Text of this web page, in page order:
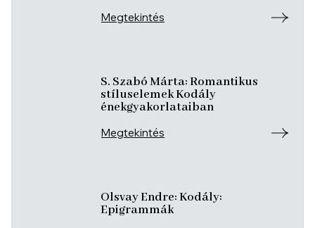
Megtekintés
S. Szabó Márta: Romantikus
stíluselemek Kodály
énekgyakorlataiban
Megtekintés
Olsvay Endre: Kodály:
Epigrammák